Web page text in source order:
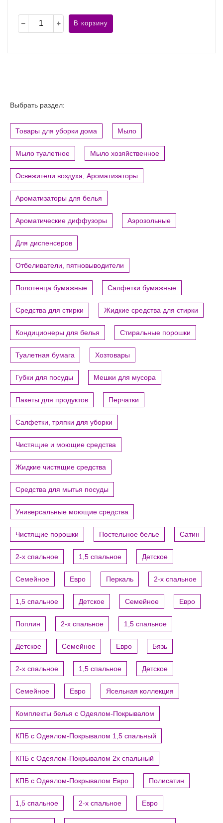
В корзину
Выбрать раздел:
Товары для уборки дома Мыло
Мыло туалетное Мыло хозяйственное
Освежители воздуха, Ароматизаторы
Ароматизаторы для белья
Ароматические диффузоры Аэрозольные
Для диспенсеров
Отбеливатели, пятновыводители
Полотенца бумажные Салфетки бумажные
Средства для стирки Жидкие средства для стирки
Кондиционеры для белья Стиральные порошки
Туалетная бумага Хозтовары
Губки для посуды Мешки для мусора
Пакеты для продуктов Перчатки
Салфетки, тряпки для уборки
Чистящие и моющие средства
Жидкие чистящие средства
Средства для мытья посуды
Универсальные моющие средства
Чистящие порошки Постельное белье Сатин
2-х спальное 1,5 спальное Детское
Семейное Евро Перкаль 2-х спальное
1,5 спальное Детское Семейное Евро
Поплин 2-х спальное 1,5 спальное
Детское Семейное Евро Бязь
2-х спальное 1,5 спальное Детское
Семейное Евро Ясельная коллекция
Комплекты белья с Одеялом-Покрывалом
КПБ с Одеялом-Покрывалом 1,5 спальный
КПБ с Одеялом-Покрывалом 2х спальный
КПБ с Одеялом-Покрывалом Евро Полисатин
1,5 спальное 2-х спальное Евро